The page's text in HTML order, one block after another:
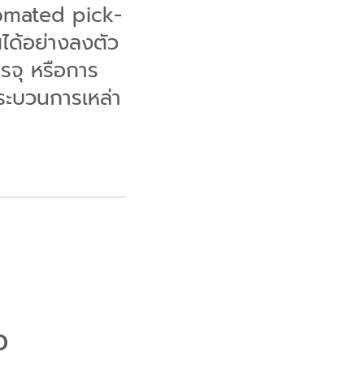
pick-
ด้อย่างลงตัว
จุ หรือการ
บวนการเหล่า